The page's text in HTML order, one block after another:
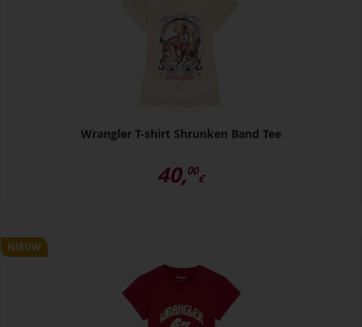
Wrangler T-shirt Shrunken Band Tee
40,00
€
NIEUW